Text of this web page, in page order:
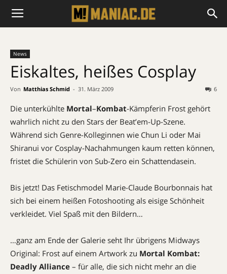
News
Eiskaltes, heißes Cosplay
Von Matthias Schmid - 31. März 2009 6
Die unterkühlte Mortal–Kombat-Kämpferin Frost gehört
wahrlich nicht zu den Stars der Beat’em-Up-Szene.
Während sich Genre-Kolleginnen wie Chun Li oder Mai
Shiranui vor Cosplay-Nachahmungen kaum retten können,
fristet die Schülerin von Sub-Zero ein Schattendasein.
Bis jetzt! Das Fetischmodel Marie-Claude Bourbonnais hat
sich bei einem heißen Fotoshooting als eisige Schönheit
verkleidet. Viel Spaß mit den Bildern…
…ganz am Ende der Galerie seht Ihr übrigens Midways
Original: Frost auf einem Artwork zu Mortal Kombat:
Deadly Alliance – für alle, die sich nicht mehr an die